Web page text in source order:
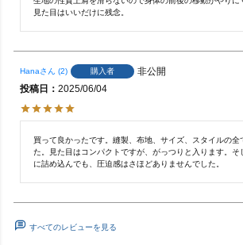
見た目はいいだけに残念。
Hana 2 購入者
非公開
投稿日
2025/06/04
買って良かったです。縫製、布地、サイズ、スタイルの全
た。見た目はコンパクトですが、がっつりと入ります。そ
に詰め込んでも、圧迫感はさほどありませんでした。
すべてのレビューを見る